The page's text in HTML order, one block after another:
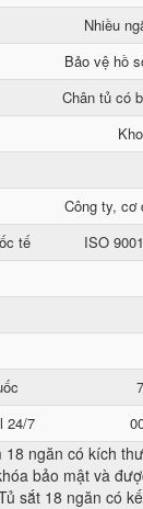
Nhiều
Bảo vệ hồ
Chân tủ có
Công ty, cơ
tế
ISO
24/7
18 ngăn có kích
bảo mật và
sắt 18 ngăn có